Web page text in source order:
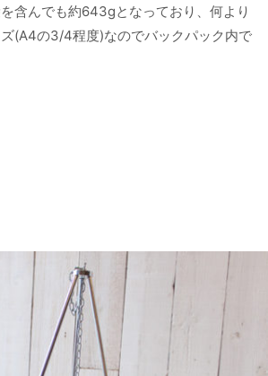
含んでも約643gとなっており、何より
(A4の3/4程度)なのでバックパック内で